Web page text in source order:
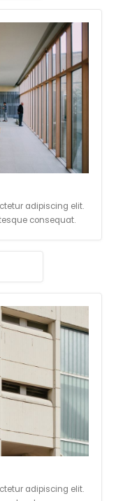
adipiscing elit.
consequat.
adipiscing elit.